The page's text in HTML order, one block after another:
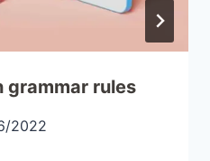
grammar rules
2022